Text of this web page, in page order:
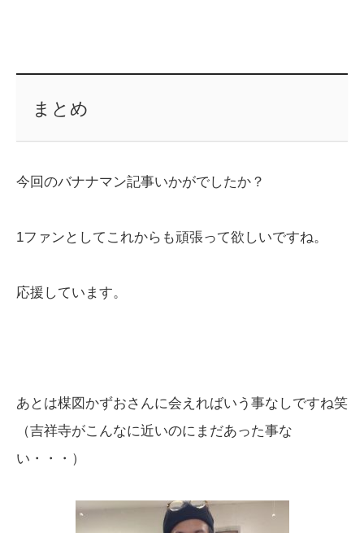
まとめ
今回のバナナマン記事いかがでしたか？
1ファンとしてこれからも頑張って欲しいですね。
応援しています。
あとは楳図かずおさんに会えればいう事なしですね笑
（吉祥寺がこんなに近いのにまだあった事な
い・・・）